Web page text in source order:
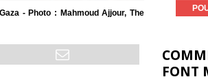
- Photo : Mahmoud Ajjour, The
FONT